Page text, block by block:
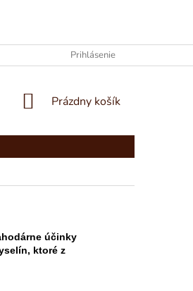
GDPR – OCHRANA OSOBNÝCH
Prihlásenie
NÁKUPNÝ
Prázdny košík
účinky
ktoré z